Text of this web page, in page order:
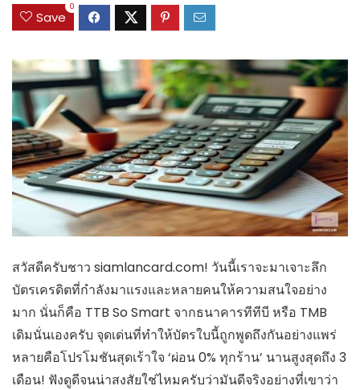
Save
0
สวัสดีครับชาว siamlancard.com! วันนี้เราจะมาเจาะลึก
บัตรเครดิตที่กำลังมาแรงและหลายคนให้ความสนใจอย่าง
มาก นั่นก็คือ TTB So Smart จากธนาคารทีทีบี หรือ TMB
เดิมนั่นเองครับ จุดเด่นที่ทำให้บัตรใบนี้ถูกพูดถึงกันอย่างแพร่
หลายคือโปรโมชันสุดเร้าใจ ‘ผ่อน 0% ทุกร้าน’ นานสูงสุดถึง 3
เดือน! ฟังดูดีจนน่าสงสัยใช่ไหมครับว่ามันดีจริงอย่างที่เขาว่า